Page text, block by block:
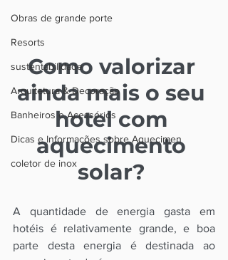
Obras de grande porte
Resorts
sustentabilidade
Arquitetura & Decoração
Banheiros e Acessórios
Dicas e Informações sobre Aquecimen
coletor de inox
Como valorizar
ainda mais o seu
hotel com
aquecimento
solar?
A quantidade de energia gasta em
hotéis é relativamente grande, e boa
parte desta energia é destinada ao